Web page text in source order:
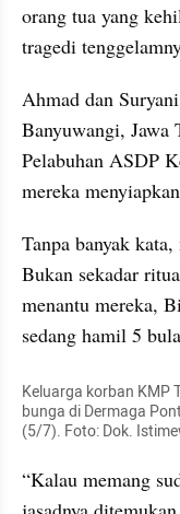
orang tua yang
tragedi
Ahmad dan
Banyuwangi,
Pelabuhan ASDP
mereka
Tanpa banyak
Bukan sekadar
menantu mereka,
sedang hamil 5
Keluarga korban KMP
bunga di Dermaga
(5/7). Foto: Dok.
“Kalau memang